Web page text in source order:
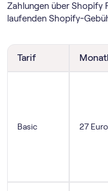
Zahlungen über Shopify
laufenden Shopify-
Tarif
Basic 27 Euro